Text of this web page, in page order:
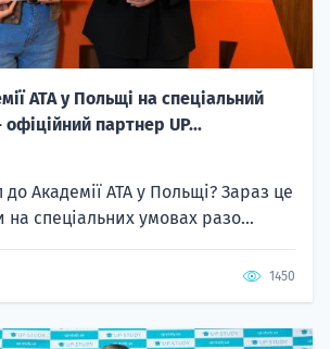
ATA у Польщі на спеціальний
партнер UP...
до Академії ATA у Польщі? Зараз це
спеціальних умовах разо...
1450